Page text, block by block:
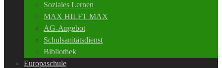
Soziales Lernen
MAX HILFT MAX
AG-Angebot
Schulsanitätsdienst
Bibliothek
Europaschule